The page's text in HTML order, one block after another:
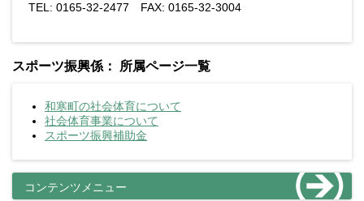
TEL: 0165-32-2477 FAX: 0165-32-3004
スポーツ振興係： 所属ページ一覧
和寒町の社会体育について
社会体育事業について
スポーツ振興補助金
コンテンツメニュー